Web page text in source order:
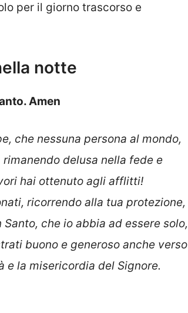
per il giorno trascorso e
notte
Amen
che nessuna persona al mondo,
delusa nella fede e
hai ottenuto agli afflitti!
ricorrendo alla tua protezione,
che io abbia ad essere solo,
buono e generoso anche verso
e la misericordia del Signore.